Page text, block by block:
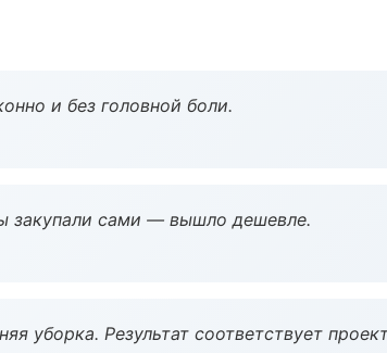
и без головной боли.
закупали сами — вышло дешевле.
уборка. Результат соответствует